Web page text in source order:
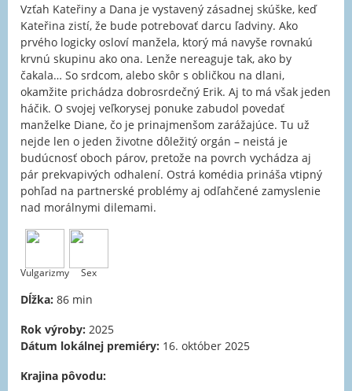
Vzťah Kateřiny a Dana je vystavený zásadnej skúške, keď
Kateřina zistí, že bude potrebovať darcu ľadviny. Ako
prvého logicky osloví manžela, ktorý má navyše rovnakú
krvnú skupinu ako ona. Lenže nereaguje tak, ako by
čakala… So srdcom, alebo skôr s obličkou na dlani,
okamžite prichádza dobrosrdečný Erik. Aj to má však jeden
háčik. O svojej veľkorysej ponuke zabudol povedať
manželke Diane, čo je prinajmenšom zarážajúce. Tu už
nejde len o jeden životne dôležitý orgán – neistá je
budúcnosť oboch párov, pretože na povrch vychádza aj
pár prekvapivých odhalení. Ostrá komédia prináša vtipný
pohľad na partnerské problémy aj odľahčené zamyslenie
nad morálnymi dilemami.
Vulgarizmy Sex
Dĺžka: 86 min
Rok výroby: 2025
Dátum lokálnej premiéry: 16. október 2025
Krajina pôvodu: